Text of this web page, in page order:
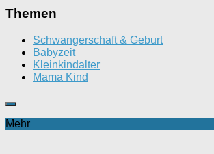
Themen
Schwangerschaft & Geburt
Babyzeit
Kleinkindalter
Mama Kind
Mehr